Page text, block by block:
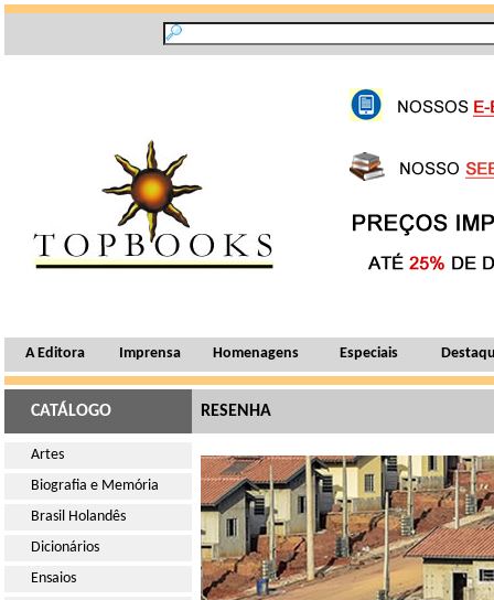
A Editora Imprensa Homenagens Especiais
CATÁLOGO RESENHA
Artes
Biografia e Memória
Brasil Holandês
Dicionários
Ensaios